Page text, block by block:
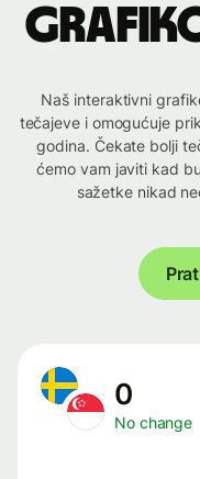
Naš interaktivni
tečajeve i omogućuje
godina. Čekate bolji
ćemo vam javiti kad
sažetke nikad
0
No change